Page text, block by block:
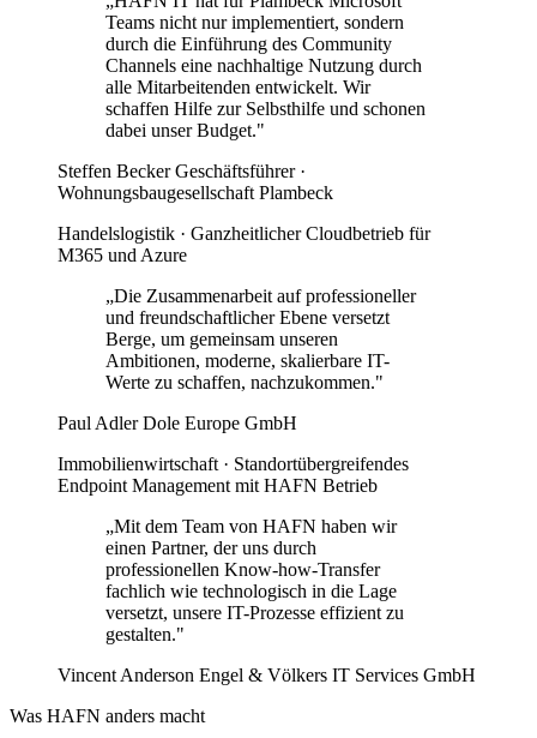
Teams nicht nur implementiert, sondern
durch die Einführung des Community
Channels eine nachhaltige Nutzung durch
alle Mitarbeitenden entwickelt. Wir
schaffen Hilfe zur Selbsthilfe und schonen
dabei unser Budget."
Steffen Becker Geschäftsführer ·
Wohnungsbaugesellschaft Plambeck
Handelslogistik · Ganzheitlicher Cloudbetrieb für
M365 und Azure
„Die Zusammenarbeit auf professioneller
und freundschaftlicher Ebene versetzt
Berge, um gemeinsam unseren
Ambitionen, moderne, skalierbare IT-
Werte zu schaffen, nachzukommen."
Paul Adler Dole Europe GmbH
Immobilienwirtschaft · Standortübergreifendes
Endpoint Management mit HAFN Betrieb
„Mit dem Team von HAFN haben wir
einen Partner, der uns durch
professionellen Know-how-Transfer
fachlich wie technologisch in die Lage
versetzt, unsere IT-Prozesse effizient zu
gestalten."
Vincent Anderson Engel & Völkers IT Services GmbH
Was HAFN anders macht